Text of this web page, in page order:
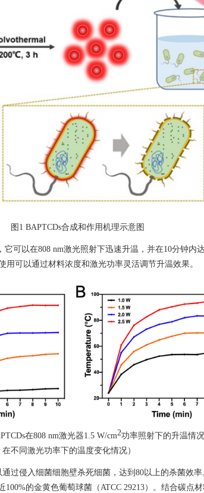
图 1 BAPTCDs合成和作用机理示意图
它可以在808 nm激光照射下迅速升温，并在10分钟内
可以通过材料浓度和激光功率灵活调节升温效果。
在808 nm激光器1.5 W/cm2功率照射下的升温情
在不同激光功率下的温度变化情况）
过侵入细菌细胞壁杀死细菌，达到 80以上的杀菌效
100%的金黄色葡萄球菌（ATCC 29213）。结合碳点